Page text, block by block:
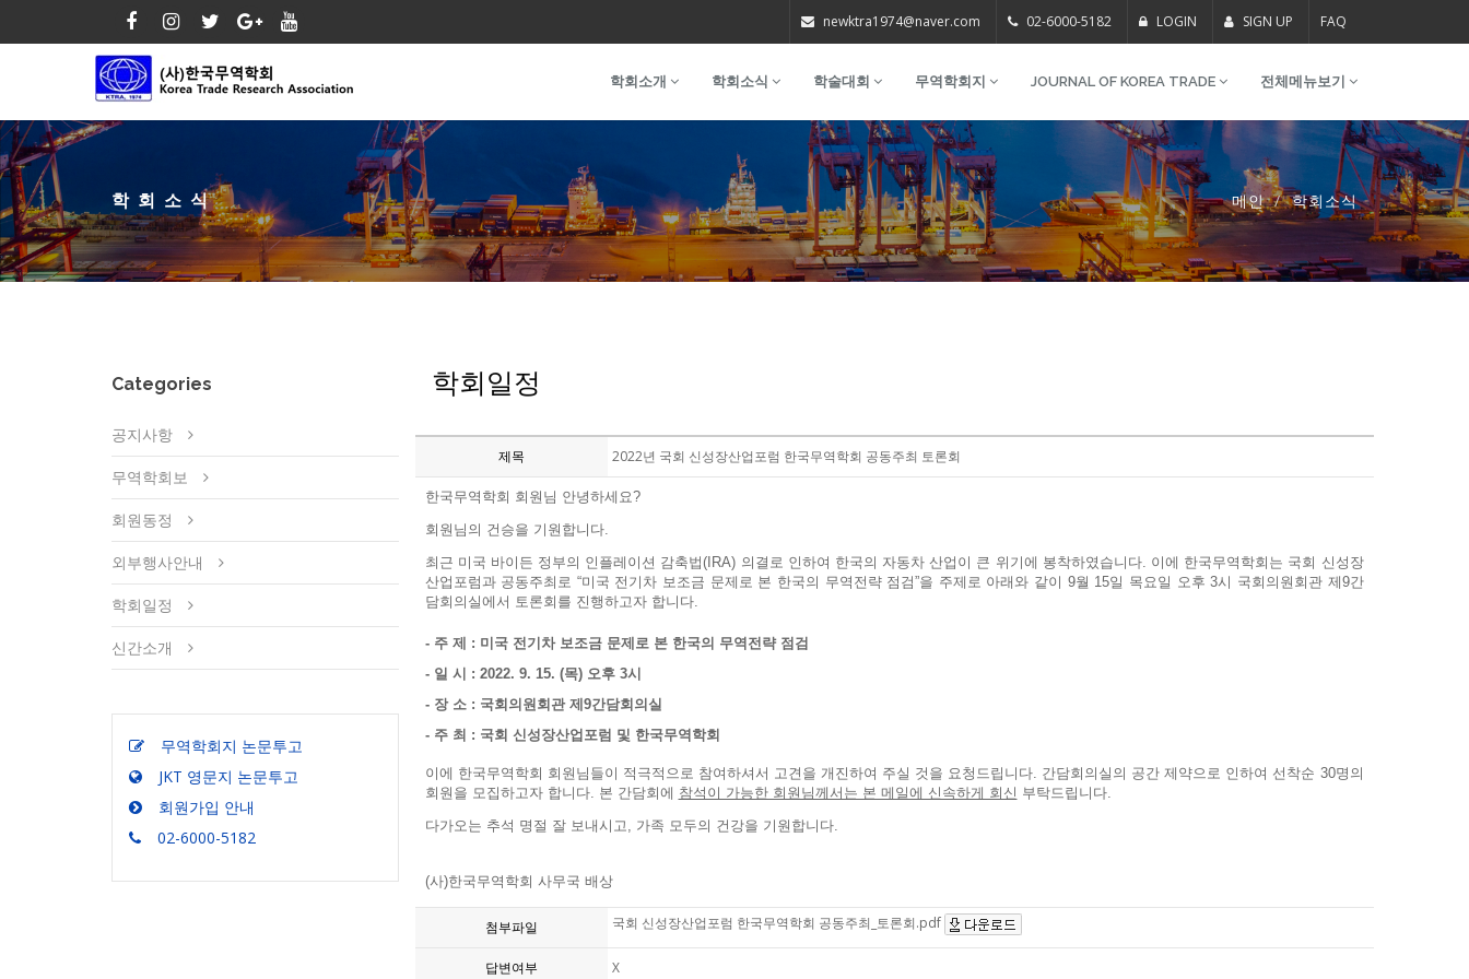
newktra1974@naver.com 02-6000-5182 LOGIN SIGN UP FAQ
학회소개 학회소식 학술대회 무역학회지 JOURNAL OF KOREA TRADE 전체메뉴보기
학회소식 메인 학회소식
Categories
공지사항
무역학회보
회원동정
외부행사안내
학회일정
신간소개
무역학회지 논문투고
JKT 영문지 논문투고
회원가입 안내
02-6000-5182
학회일정
제목 2022년 국회 신성장산업포럼 한국무역학회 공동주최 토론회
한국무역학회 회원님 안녕하세요?
회원님의 건승을 기원합니다.
최근 미국 바이든 정부의 인플레이션 감축법(IRA) 의결로 인하여 한국의 자동차 산업이 큰 위기에 봉착하였습니다. 이에 한국무역학회는 국회 신성장
산업포럼과 공동주최로 “미국 전기차 보조금 문제로 본 한국의 무역전략 점검”을 주제로 아래와 같이 9월 15일 목요일 오후 3시 국회의원회관 제9간
담회의실에서 토론회를 진행하고자 합니다.
- 주 제 : 미국 전기차 보조금 문제로 본 한국의 무역전략 점검
- 일 시 : 2022. 9. 15. (목) 오후 3시
- 장 소 : 국회의원회관 제9간담회의실
- 주 최 : 국회 신성장산업포럼 및 한국무역학회
이에 한국무역학회 회원님들이 적극적으로 참여하셔서 고견을 개진하여 주실 것을 요청드립니다. 간담회의실의 공간 제약으로 인하여 선착순 30명의
회원을 모집하고자 합니다. 본 간담회에 참석이 가능한 회원님께서는 본 메일에 신속하게 회신 부탁드립니다.
다가오는 추석 명절 잘 보내시고, 가족 모두의 건강을 기원합니다.
(사)한국무역학회 사무국 배상
첨부파일 국회 신성장산업포럼 한국무역학회 공동주최_토론회.pdf
답변여부 X